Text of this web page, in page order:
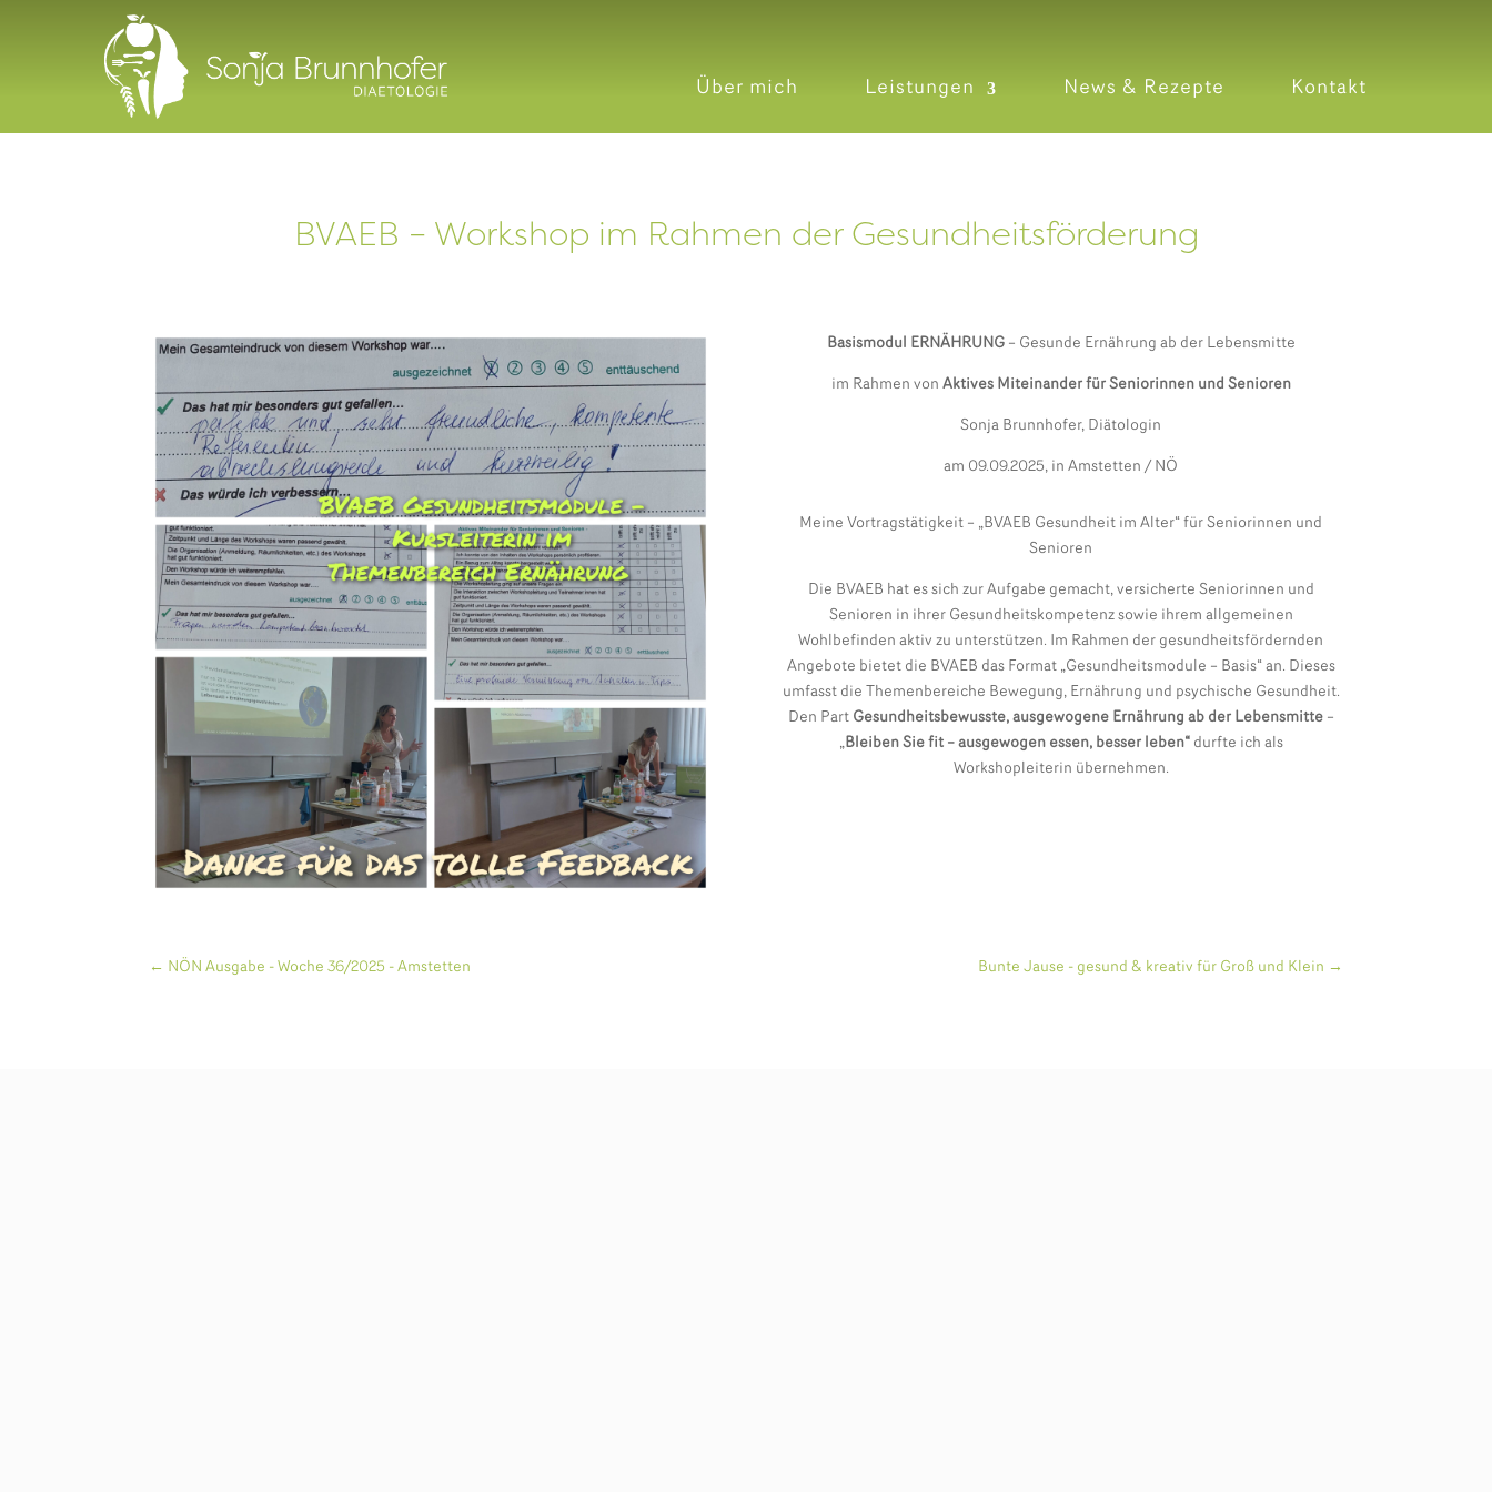
Über mich Leistungen News & Rezepte Kontakt
BVAEB – Workshop im Rahmen der Gesundheitsförderung
Basismodul ERNÄHRUNG– Gesunde Ernährung ab der Lebensmitte
im Rahmen von Aktives Miteinander für Seniorinnen und Senioren
Sonja Brunnhofer, Diätologin
am 09.09.2025, in Amstetten / NÖ
Meine Vortragstätigkeit – „BVAEB Gesundheit im Alter“ für Seniorinnen und
Senioren
Die BVAEB hat es sich zur Aufgabe gemacht, versicherte Seniorinnen und
Senioren in ihrer Gesundheitskompetenz sowie ihrem allgemeinen
Wohlbefinden aktiv zu unterstützen. Im Rahmen der gesundheitsfördernden
Angebote bietet die BVAEB das Format „Gesundheitsmodule – Basis“ an. Dieses
umfasst die Themenbereiche Bewegung, Ernährung und psychische Gesundheit.
Den Part Gesundheitsbewusste, ausgewogene Ernährung ab der Lebensmitte–
„Bleiben Sie fit – ausgewogen essen, besser leben“durfte ich als
Workshopleiterin übernehmen.
← NÖN Ausgabe - Woche 36/2025 - Amstetten Bunte Jause - gesund & kreativ für Groß und Klein →